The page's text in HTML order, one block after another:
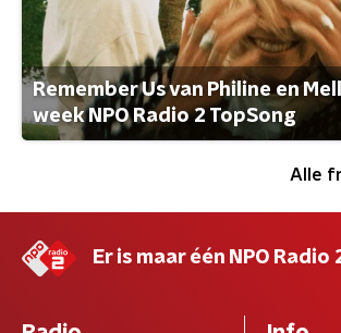
Remember Us van Philine en
week NPO Radio 2 TopSong
Alle
Er is maar één NPO Radio